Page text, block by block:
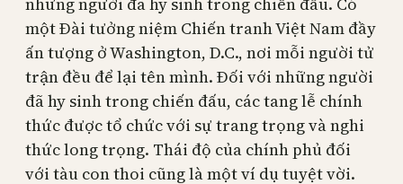
một Đài tưởng niệm Chiến tranh Việt Nam đầy
ấn tượng ở Washington, D.C., nơi mỗi người tử
trận đều để lại tên mình. Đối với những người
đã hy sinh trong chiến đấu, các tang lễ chính
thức được tổ chức với sự trang trọng và nghi
thức long trọng. Thái độ của chính phủ đối
với tàu con thoi cũng là một ví dụ tuyệt vời.